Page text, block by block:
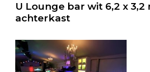
U Lounge bar wit 6,2 x 3,2
achterkast